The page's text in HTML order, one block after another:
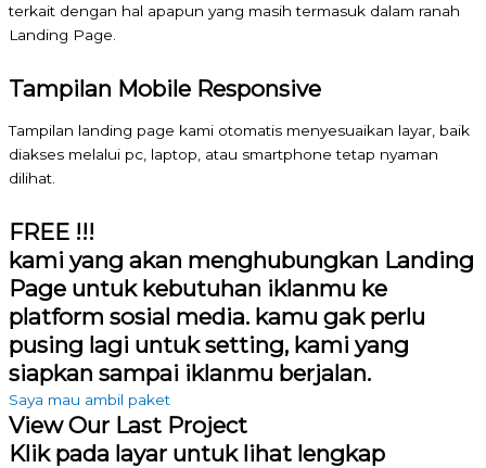
terkait dengan hal apapun yang masih termasuk dalam ranah
Landing Page.
Tampilan Mobile Responsive
Tampilan landing page kami otomatis menyesuaikan layar, baik
diakses melalui pc, laptop, atau smartphone tetap nyaman
dilihat.
FREE !!!
kami yang akan menghubungkan Landing
Page untuk kebutuhan iklanmu ke
platform sosial media. kamu gak perlu
pusing lagi untuk setting, kami yang
siapkan sampai iklanmu berjalan.
Saya mau ambil paket
View Our Last Project
Klik pada layar untuk lihat lengkap